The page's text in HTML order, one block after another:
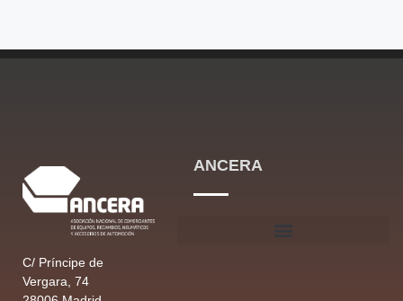
C/ Príncipe de
Vergara, 74
ANCERA